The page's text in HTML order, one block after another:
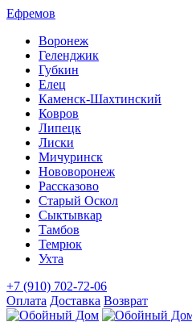
Ефремов
Воронеж
Геленджик
Губкин
Елец
Каменск-Шахтинский
Ковров
Липецк
Лиски
Мичуринск
Нововоронеж
Рассказово
Старый Оскол
Сыктывкар
Тамбов
Темрюк
Ухта
+7 (910) 702-72-06
Оплата Доставка Возврат